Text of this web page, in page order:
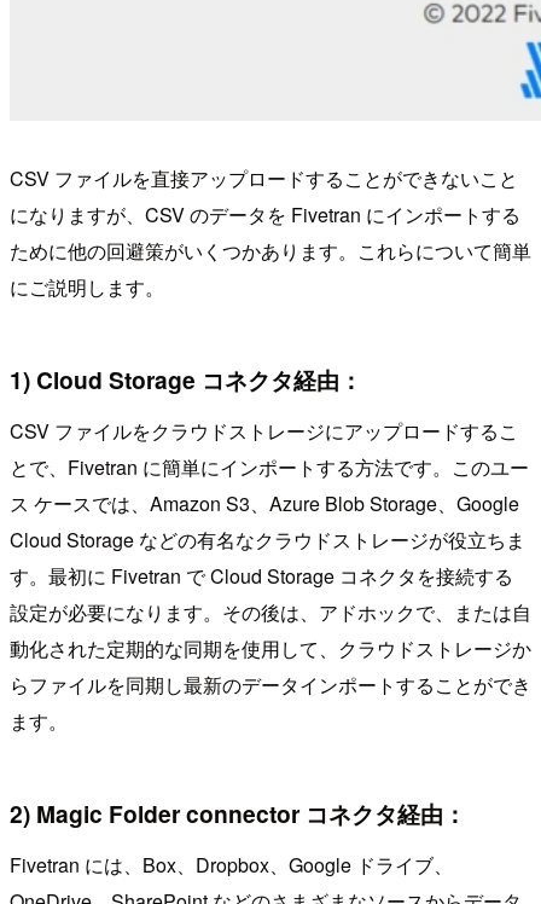
CSV ファイルを直接アップロードすることができないこと
になりますが、CSV のデータを Fivetran にインポートする
ために他の回避策がいくつかあります。これらについて簡単
にご説明します。
1) Cloud Storage コネクタ経由：
CSV ファイルをクラウドストレージにアップロードするこ
とで、Fivetran に簡単にインポートする方法です。このユー
ス ケースでは、Amazon S3、Azure Blob Storage、Google
Cloud Storage などの有名なクラウドストレージが役立ちま
す。最初に Fivetran で Cloud Storage コネクタを接続する
設定が必要になります。その後は、アドホックで、または自
動化された定期的な同期を使用して、クラウドストレージか
らファイルを同期し最新のデータインポートすることができ
ます。
2) Magic Folder connector コネクタ経由：
Fivetran には、Box、Dropbox、Google ドライブ、